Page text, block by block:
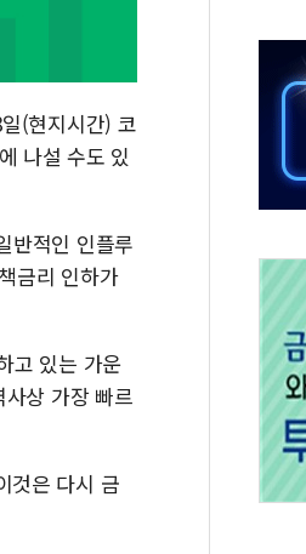
10월 보완수사권 폐지·공소청 출범…
(현지시간) 코
나설 수도 있
반적인 인플루
금리 인하가
고 있는 가운
상 가장 빠르
것은 다시 금